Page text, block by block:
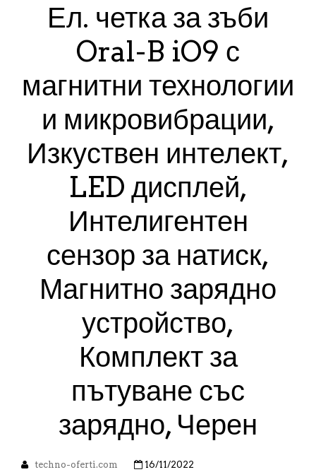
Ел. четка за зъби
Oral-B iO9 с
магнитни технологии
и микровибрации,
Изкуствен интелект,
LED дисплей,
Интелигентен
сензор за натиск,
Магнитно зарядно
устройство,
Комплект за
пътуване със
зарядно, Черен
techno-oferti.com 16/11/2022